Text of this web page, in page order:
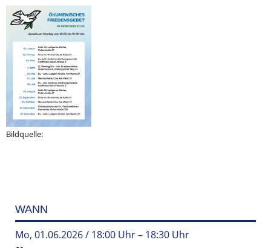
Bildquelle:
WANN
Mo, 01.06.2026 / 18:00 Uhr – 18:30 Uhr